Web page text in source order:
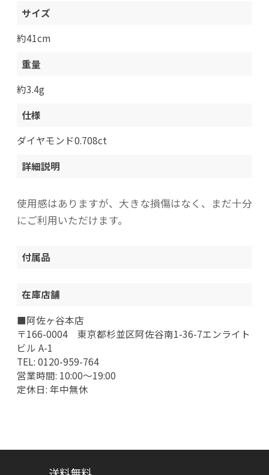
サイズ
約41cm
重量
約3.4g
仕様
ダイヤモンド0.708ct
詳細説明
使用感はありますが、大きな損傷はなく、まだ十分
にご利用いただけます。
付属品
在庫店舗
■阿佐ヶ谷本店
〒166-0004 東京都杉並区阿佐谷南1-36-7エンライト
ビル A-1
TEL: 0120-959-764
営業時間: 10:00～19:00
定休日: 年中無休